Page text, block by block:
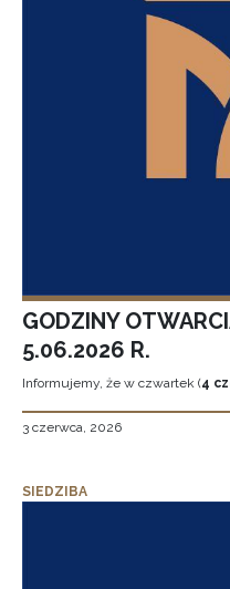
GODZINY
5.06.2026 R.
Informujemy, że w czwartek (4
3 czerwca, 2026
SIEDZIBA